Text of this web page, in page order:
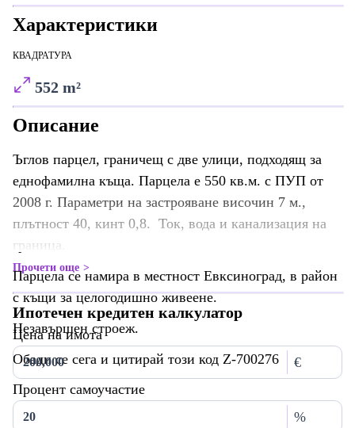
Характеристики
КВАДРАТУРА
552 m²
Описание
Ъглов парцел, граничещ с две улици, подходящ за
еднофамилна къща. Парцела е 550 кв.м. с ПУП от
2008 г. Параметри на застрояване височин 7 м.,
плътност 40, кинт 0,8. Ток, вода и канализация на
граница.
Парцела се намира в местност Евксиноград, в район
с къщи за целогодишно живеене.
Незавършен строеж.
Обади се сега и цитирай този код Z-700276
Прочети още
Ипотечен кредитен калкулатор
Цена на имота
€
Процент самоучастие
%